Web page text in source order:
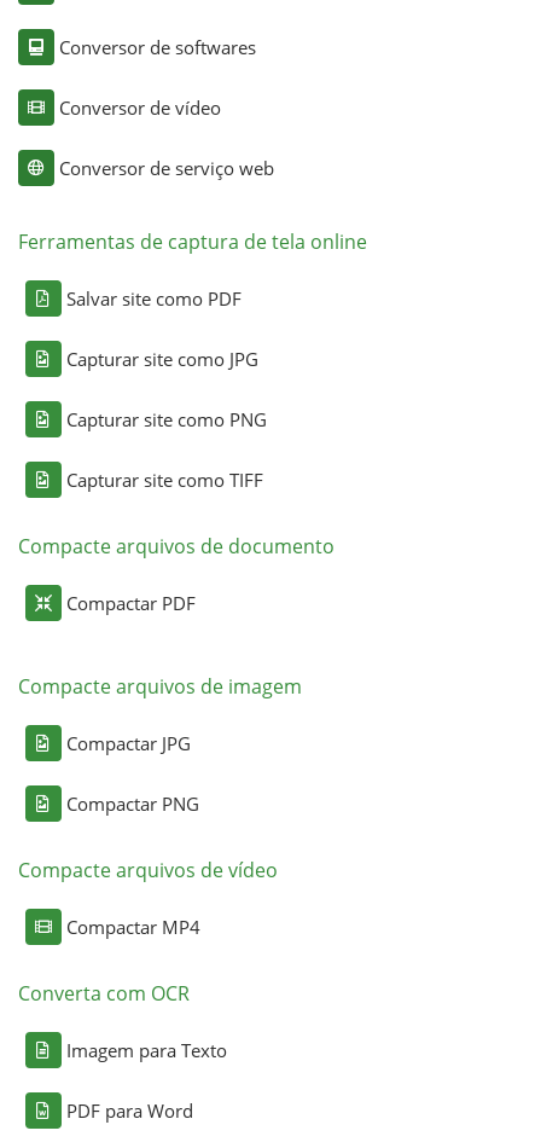
Conversor de softwares
Conversor de vídeo
Conversor de serviço web
Ferramentas de captura de tela online
Salvar site como PDF
Capturar site como JPG
Capturar site como PNG
Capturar site como TIFF
Compacte arquivos de documento
Compactar PDF
Compacte arquivos de imagem
Compactar JPG
Compactar PNG
Compacte arquivos de vídeo
Compactar MP4
Converta com OCR
Imagem para Texto
PDF para Word